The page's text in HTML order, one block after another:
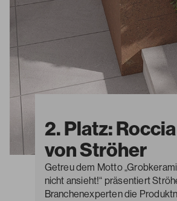
2. Platz:
von Ströher
Getreu dem Motto
nicht ansieht!“ präsentiert
Branchenexperten die